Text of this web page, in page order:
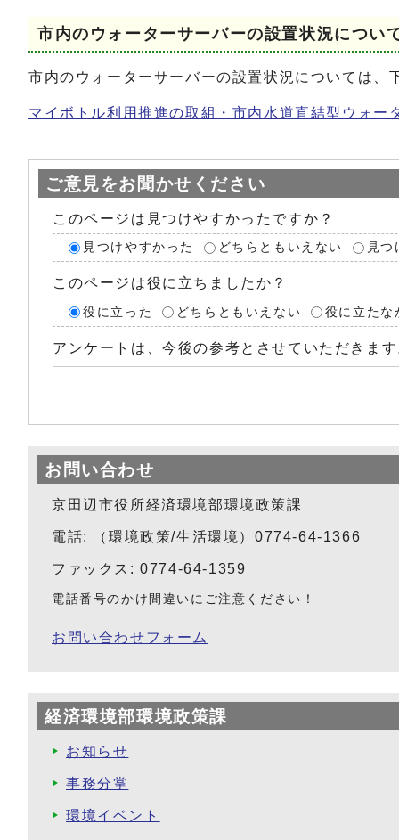
市内のウォーターサーバーの設置状況につい
市内のウォーターサーバーの設置状況については、
マイボトル利用推進の取組・市内水道直結型ウォ
ご意見をお聞かせください
このページは見つけやすかったですか？
見つけやすかった どちらともいえない 見
このページは役に立ちましたか？
役に立った どちらともいえない 役に立たな
アンケートは、今後の参考とさせていただきま
お問い合わせ
京田辺市役所経済環境部環境政策課
電話: （環境政策/生活環境）0774-64-1366
ファックス: 0774-64-1359
電話番号のかけ間違いにご注意ください！
お問い合わせフォーム
経済環境部環境政策課
お知らせ
事務分掌
環境イベント